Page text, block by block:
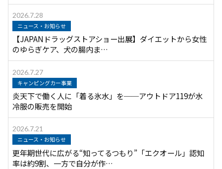
2026.7.28
ニュース・お知らせ
【JAPANドラッグストアショー出展】ダイエットから女性
のゆらぎケア、犬の腸内ま…
2026.7.27
キャンピングカー事業
炎天下で働く人に「着る氷水」を──アウトドア119が水
冷服の販売を開始
2026.7.21
ニュース・お知らせ
更年期世代に広がる“知ってるつもり”「エクオール」認知
率は約9割、一方で自分が作…